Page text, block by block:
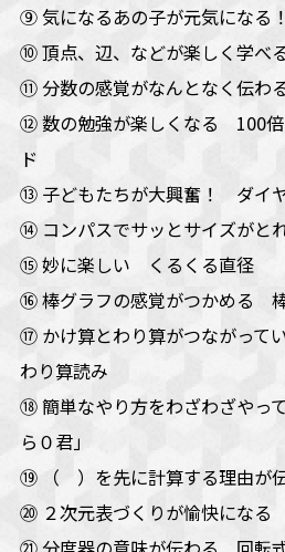
⑨ 気になるあの子が元気になる
⑩ 頂点、辺、などが楽しく学
⑪ 分数の感覚がなんとなく伝わ
⑫ 数の勉強が楽しくなる 100倍
ド
⑬ 子どもたちが大興奮！ ダイ
⑭ コンパスでサッとサイズが
⑮ 妙に楽しい くるくる直径
⑯ 棒グラフの感覚がつかめる
⑰ かけ算とわり算がつながって
わり算読み
⑱ 簡単なやり方をわざわざやっ
ら０君」
⑲ （ ）を先に計算する理由が
⑳ ２次元表づくりが愉快になる